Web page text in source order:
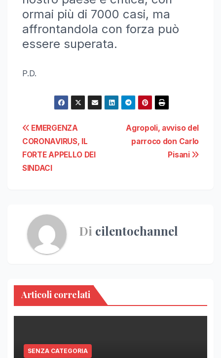
ormai più di 7000 casi, ma
affrontandola con forza può
essere superata.
P.D.
Navigazione
articoli
Agropoli, avviso del
parroco don Carlo
Pisani
EMERGENZA
CORONAVIRUS, IL
FORTE APPELLO DEI
SINDACI
Di cilentochannel
Articoli correlati
SENZA CATEGORIA